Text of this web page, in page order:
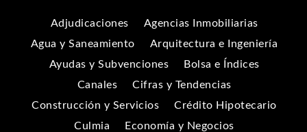
Adjudicaciones
Agencias Inmobiliarias
Agua y Saneamiento
Arquitectura e Ingeniería
Ayudas y Subvenciones
Bolsa e Índices
Canales
Cifras y Tendencias
Construcción y Servicios
Crédito Hipotecario
Culmia
Economía y Negocios